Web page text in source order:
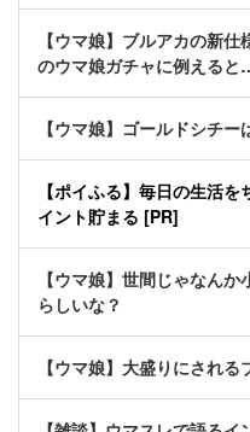
【ウマ娘】ブルアカの新
のウマ娘ガチャに例えると
【ウマ娘】ゴールドシチー
【ポイふる】毎日の生活
イント貯まる [PR]
【ウマ娘】世間じゃなん
らしいな？
【ウマ娘】大盛りにされる